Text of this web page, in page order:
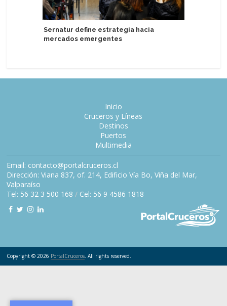
Sernatur define estrategia hacia
mercados emergentes
Inicio
Cruceros y Líneas
Destinos
Puertos
Multimedia
Email: contacto@portalcruceros.cl
Dirección: Viana 837, of. 214, Edificio Vía Bo, Viña del Mar,
Valparaíso
Tel: 56 32 3 500 168 / Cel: 56 9 4586 1818
Copyright © 2026 PortalCruceros. All rights reserved.